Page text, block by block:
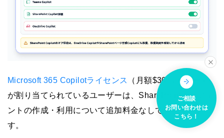
Microsoft 365 Copilotライセンス
（月額$30/ユーザー）
が割り当てられているユーザーは、SharePointエージェ
ントの作成・利用について追加料金なしで運用できま
す。
ご相談
お問い合わせは
こちら！